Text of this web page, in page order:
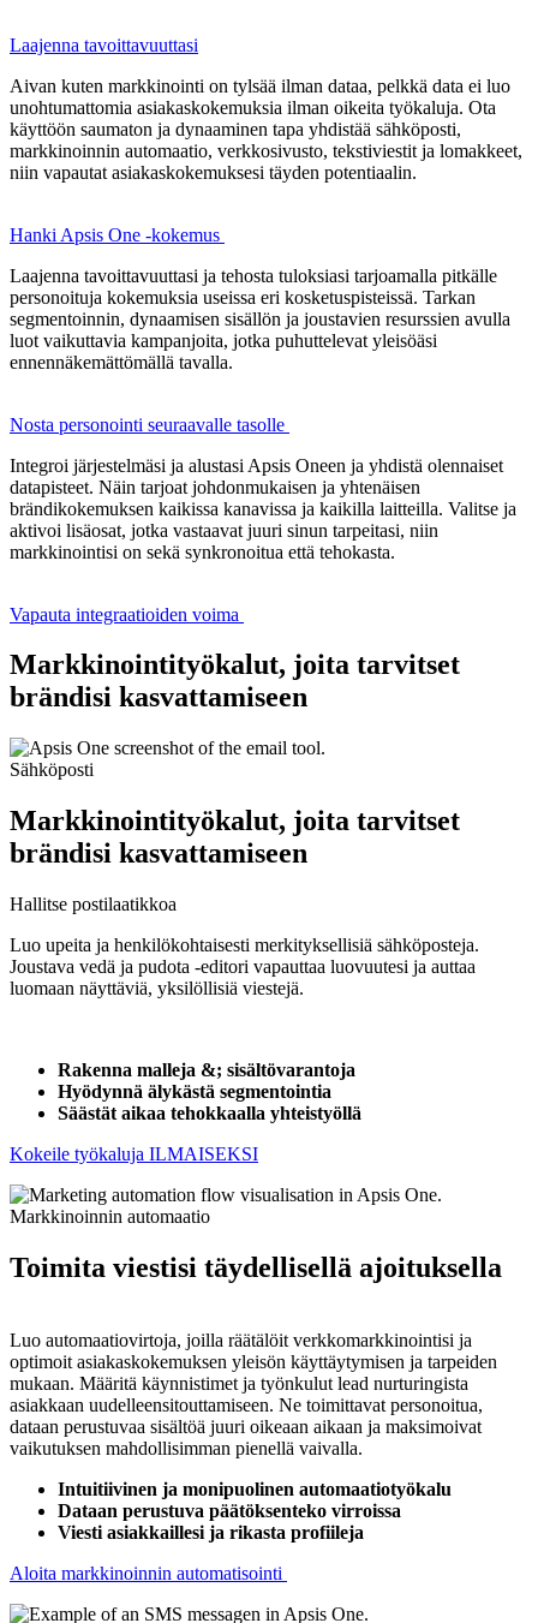
Laajenna tavoittavuuttasi
Aivan kuten markkinointi on tylsää ilman dataa, pelkkä data ei luo
unohtumattomia asiakaskokemuksia ilman oikeita työkaluja. Ota
käyttöön saumaton ja dynaaminen tapa yhdistää sähköposti,
markkinoinnin automaatio, verkkosivusto, tekstiviestit ja lomakkeet,
niin vapautat asiakaskokemuksesi täyden potentiaalin.
Hanki Apsis One -kokemus
Laajenna tavoittavuuttasi ja tehosta tuloksiasi tarjoamalla pitkälle
personoituja kokemuksia useissa eri kosketuspisteissä. Tarkan
segmentoinnin, dynaamisen sisällön ja joustavien resurssien avulla
luot vaikuttavia kampanjoita, jotka puhuttelevat yleisöäsi
ennennäkemättömällä tavalla.
Nosta personointi seuraavalle tasolle
Integroi järjestelmäsi ja alustasi Apsis Oneen ja yhdistä olennaiset
datapisteet. Näin tarjoat johdonmukaisen ja yhtenäisen
brändikokemuksen kaikissa kanavissa ja kaikilla laitteilla. Valitse ja
aktivoi lisäosat, jotka vastaavat juuri sinun tarpeitasi, niin
markkinointisi on sekä synkronoitua että tehokasta.
Vapauta integraatioiden voima
Markkinointityökalut, joita tarvitset
brändisi kasvattamiseen
Sähköposti
Markkinointityökalut, joita tarvitset
brändisi kasvattamiseen
Hallitse postilaatikkoa
Luo upeita ja henkilökohtaisesti merkityksellisiä sähköposteja.
Joustava vedä ja pudota -editori vapauttaa luovuutesi ja auttaa
luomaan näyttäviä, yksilöllisiä viestejä.
Rakenna malleja &; sisältövarantoja
Hyödynnä älykästä segmentointia
Säästät aikaa tehokkaalla yhteistyöllä
Kokeile työkaluja ILMAISEKSI
Markkinoinnin automaatio
Toimita viestisi täydellisellä ajoituksella
Luo automaatiovirtoja, joilla räätälöit verkkomarkkinointisi ja
optimoit asiakaskokemuksen yleisön käyttäytymisen ja tarpeiden
mukaan. Määritä käynnistimet ja työnkulut lead nurturingista
asiakkaan uudelleensitouttamiseen. Ne toimittavat personoitua,
dataan perustuvaa sisältöä juuri oikeaan aikaan ja maksimoivat
vaikutuksen mahdollisimman pienellä vaivalla.
Intuitiivinen ja monipuolinen automaatiotyökalu
Dataan perustuva päätöksenteko virroissa
Viesti asiakkaillesi ja rikasta profiileja
Aloita markkinoinnin automatisointi